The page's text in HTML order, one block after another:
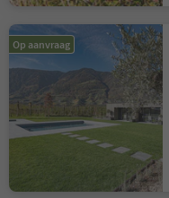
Op aanvraag